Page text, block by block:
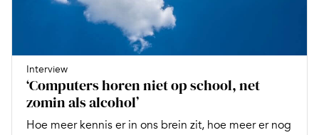
Interview
‘Computers horen niet op school, net
zomin als alcohol’
Hoe meer kennis er in ons brein zit, hoe meer er nog